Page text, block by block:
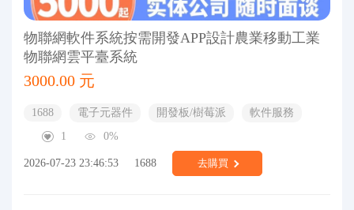
物聯網軟件系統按需開發APP設計農業移動工業
物聯網雲平臺系統
3000.00 元
1688 電子元器件 開發板/樹莓派
軟件服務
1
0%
2026-07-23 23:46:53 1688 去購買